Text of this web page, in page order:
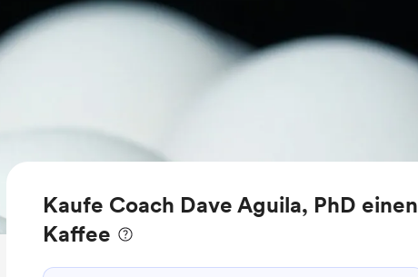
Kaufe Coach Dave Aguila, PhD einen
Kaffee